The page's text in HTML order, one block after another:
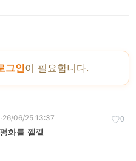
그인이 필요합니다.
♡0
·26/06/25 13:37
화를 깰깰